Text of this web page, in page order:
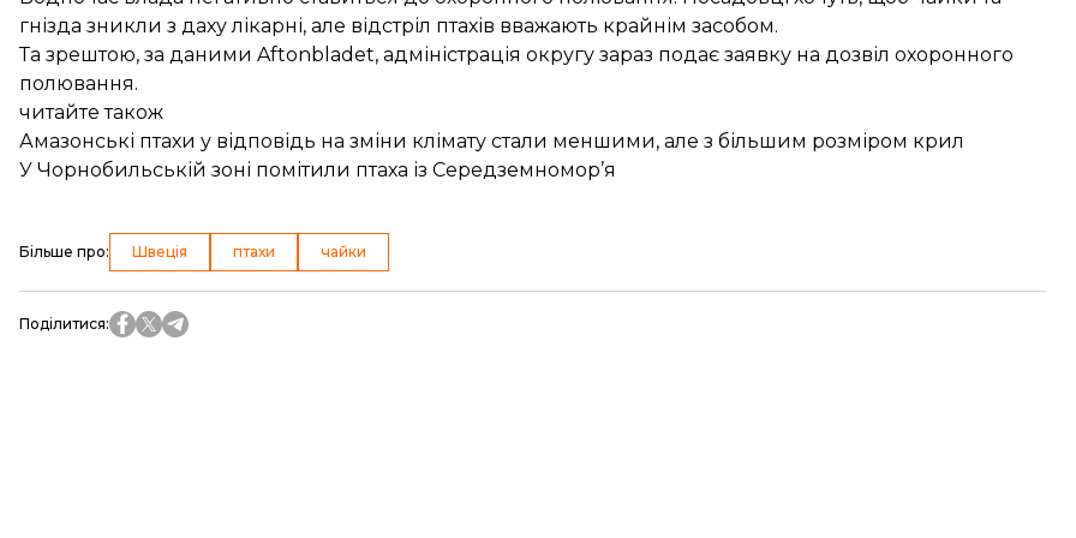
гнізда зникли з даху лікарні, але відстріл птахів вважають крайнім засобом.
Та зрештою, за даними Aftonbladet, адміністрація округу зараз подає заявку на дозвіл охоронного
полювання.
читайте також
Амазонські птахи у відповідь на зміни клімату стали меншими, але з більшим розміром крил
У Чорнобильській зоні помітили птаха із Середземномор’я
Більше про: Швеція птахи чайки
Поділитися: